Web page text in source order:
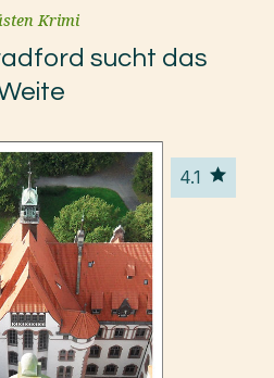
Krimi
sucht das
4.1